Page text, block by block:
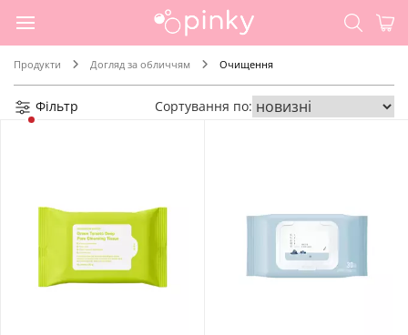
Продукти Догляд за обличчям Очищення
Фільтр Сортування по: